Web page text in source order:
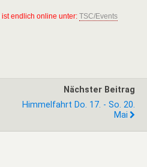
ist endlich online unter: TSC/Events
Nächster Beitrag
Himmelfahrt Do. 17. - So. 20.
Mai